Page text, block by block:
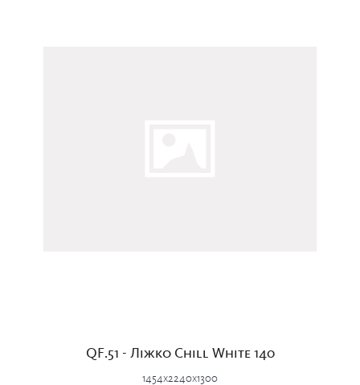
QF.51 - Ліжко Chill White 140
1454x2240x1300